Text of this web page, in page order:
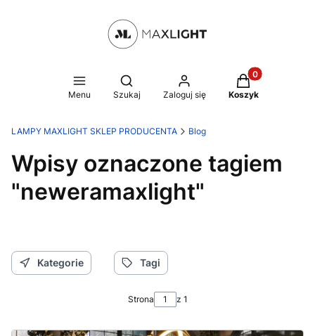
Menu
Otwórz wyszukiwarkę
Szukaj Zaloguj się
Produkty w
Koszyk
LAMPY MAXLIGHT SKLEP PRODUCENTA Blog
Wpisy oznaczone tagiem
"neweramaxlight"
Kategorie Tagi
Strona z 1